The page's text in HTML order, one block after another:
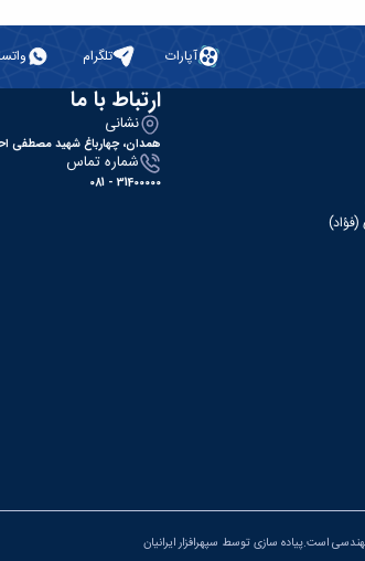
آپارات تلگرام
ارتباط با ما
نشانی
همدان، چهارباغ شهید مصطفی
شماره تماس
31400000 - 081
است.پیاده سازی توسط سپهرافزار ایرانیان